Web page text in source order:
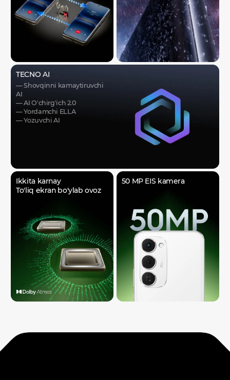
TECNO AI
— Shovqinni kamaytiruvchi
AI
— AI O'chirg'ich 2.0
— Yordamchi ELLA
— Yozuvchi AI
Ikkita karnay
To'liq ekran bo'ylab ovoz
50 MP EIS kamera